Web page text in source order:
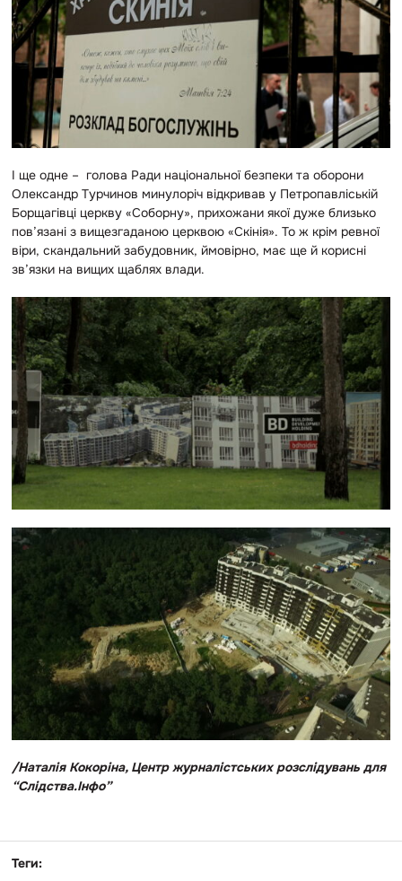
І ще одне – голова Ради національної безпеки та оборони
Олександр Турчинов минулоріч відкривав у Петропавліській
Борщагівці церкву «Соборну», прихожани якої дуже близько
пов’язані з вищезгаданою церквою «Скінія». То ж крім ревної
віри, скандальний забудовник, ймовірно, має ще й корисні
зв’язки на вищих щаблях влади.
/Наталія Кокоріна, Центр журналістських розслідувань для
“Слідства.Інфо”
Теги: